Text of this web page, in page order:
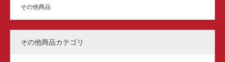
その他商品
その他商品カテゴリ